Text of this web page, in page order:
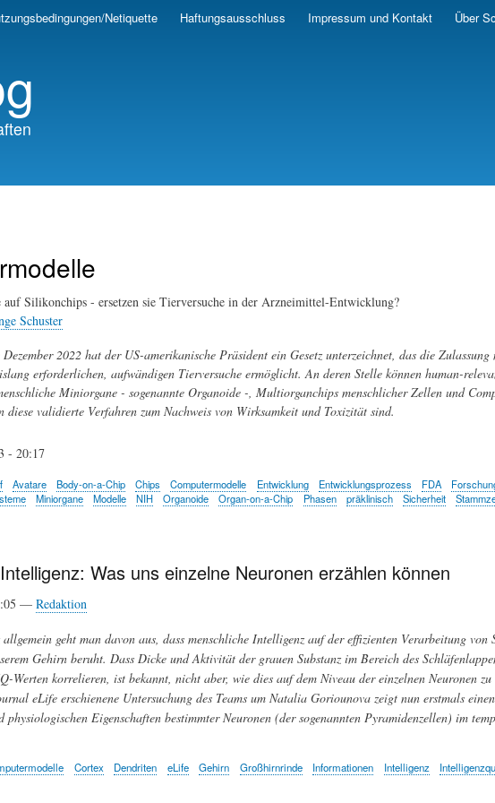
Skip
Netiquette Haftungsausschluss Impressum und Kontakt Über
auf Silikonchips - ersetzen sie Tierversuche in der Arzneimittel-Entwicklung?
Schuster
Dezember 2022 hat der US-amerikanische Präsident ein Gesetz unterzeichnet, das die
erforderlichen, aufwändigen Tierversuche ermöglicht. An deren Stelle können human-
Miniorgane - sogenannte Organoide -, Multiorganchips menschlicher Zellen und
diese validierte Verfahren zum Nachweis von Wirksamkeit und Toxizität sind.
- 20:17
Avatare Body-on-a-Chip Chips Computermodelle Entwicklung Entwicklungsprozess FDA
Miniorgane Modelle NIH Organoide Organ-on-a-Chip Phasen präklinisch Sicherheit
Was uns einzelne Neuronen erzählen können
— Redaktion
allgemein geht man davon aus, dass menschliche Intelligenz auf der effizienten Verarbeitung von
Gehirn beruht. Dass Dicke und Aktivität der grauen Substanz im Bereich des
Werten korrelieren, ist bekannt, nicht aber, wie dies auf dem Niveau der einzelnen Neuronen zu
eLife erschienene Untersuchung des Teams um Natalia Goriounova zeigt nun erstmals
physiologischen Eigenschaften bestimmter Neuronen (der sogenannten Pyramidenzellen) im
Cortex Dendriten eLife Gehirn Großhirnrinde Informationen Intelligenz